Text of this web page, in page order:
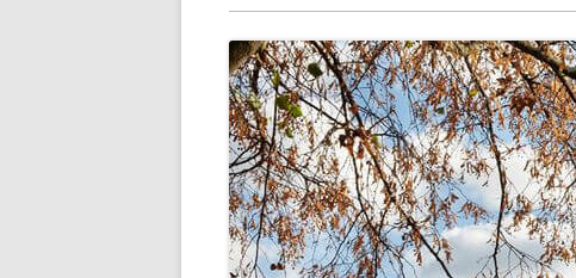
NEUIGKEITEN AUS DEM
SCHULLEBEN